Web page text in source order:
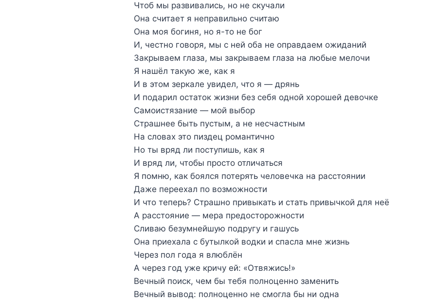
Чтоб мы развивались, но не скучали
Она считает я неправильно считаю
Она моя богиня, но я-то не бог
И, честно говоря, мы с ней оба не оправдаем ожиданий
Закрываем глаза, мы закрываем глаза на любые мелочи
Я нашёл такую же, как я
И в этом зеркале увидел, что я — дрянь
И подарил остаток жизни без себя одной хорошей девочке
Самоистязание — мой выбор
Страшнее быть пустым, а не несчастным
На словах это пиздец романтично
Но ты вряд ли поступишь, как я
И вряд ли, чтобы просто отличаться
Я помню, как боялся потерять человечка на расстоянии
Даже переехал по возможности
И что теперь? Страшно привыкать и стать привычкой для неё
А расстояние — мера предосторожности
Сливаю безумнейшую подругу и гашусь
Она приехала с бутылкой водки и спасла мне жизнь
Через пол года я влюблён
А через год уже кричу ей: «Отвяжись!»
Вечный поиск, чем бы тебя полноценно заменить
Вечный вывод: полноценно не смогла бы ни одна